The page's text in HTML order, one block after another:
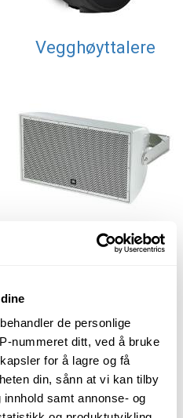
behandler de personlige
nummeret ditt, ved å bruke
for å lagre og få
din, sånn at vi kan tilby
samt annonse- og
Vegghøyttalere
Utendørshøyttalere